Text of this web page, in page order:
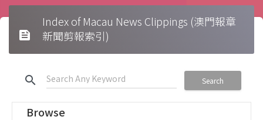
feed
Index of Macau News Clippings (澳門報章
新聞剪報索引)
search Search
Browse